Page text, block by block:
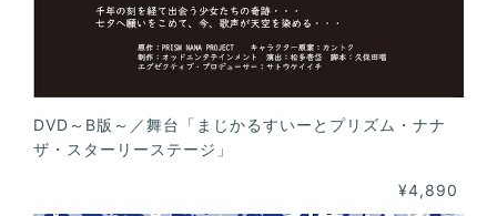
DVD～B版～／舞台「まじかるすいーとプリズム・ナナ
ザ・スターリーステージ」
¥4,890